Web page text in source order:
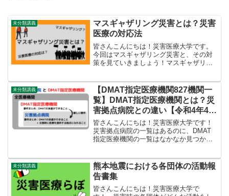
未分類講義
マスギャザリング災害とは？災害
医療の対応法
皆さんこんにちは！災害医療大学です。
今回はマスギャザリング災害と、その対
策を見ていきましょう！マスギャザリン
はありますか？一般的な方ならなかなか
耳にすることはないと思い...
未分類講義
【DMAT指定医療機関827機関一
覧】DMAT指定医療機関とは？災
害拠点病院との違い【令和4年4月
版】
皆さんこんにちは！災害医療大学です！
災害拠点病院の一覧はあるのに、DMAT
指定医療機関の一覧はなかなか見つから
や転職の際の参考にしてみてください
ね！DMAT指定病院・D...
未分類講義
熊本地震における各団体の活動報
告書集
皆さんこんにちは！災害医療大学で